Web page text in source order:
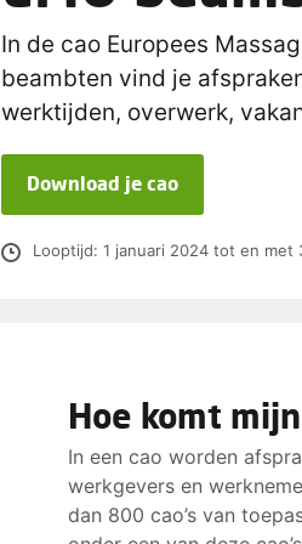
In de cao Europees
beambten vind je
werktijden, overwerk,
Download je cao
Looptijd: 1 januari 2024 tot en met
Hoe komt
In een cao worden
werkgevers en
dan 800 cao’s van